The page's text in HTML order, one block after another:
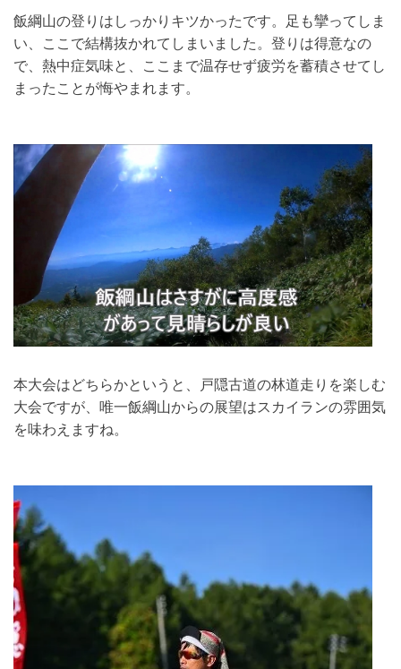
飯綱山の登りはしっかりキツかったです。足も攣ってしま
い、ここで結構抜かれてしまいました。登りは得意なの
で、熱中症気味と、ここまで温存せず疲労を蓄積させてし
まったことが悔やまれます。
本大会はどちらかというと、戸隠古道の林道走りを楽しむ
大会ですが、唯一飯綱山からの展望はスカイランの雰囲気
を味わえますね。